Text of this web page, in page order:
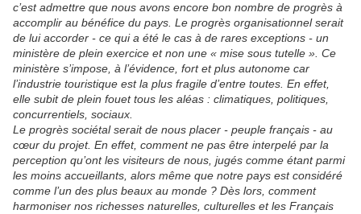
c’est admettre que nous avons encore bon nombre de progrès à
accomplir au bénéfice du pays. Le progrès organisationnel serait
de lui accorder - ce qui a été le cas à de rares exceptions - un
ministère de plein exercice et non une « mise sous tutelle ». Ce
ministère s’impose, à l’évidence, fort et plus autonome car
l’industrie touristique est la plus fragile d’entre toutes. En effet,
elle subit de plein fouet tous les aléas : climatiques, politiques,
concurrentiels, sociaux.
Le progrès sociétal serait de nous placer - peuple français - au
cœur du projet. En effet, comment ne pas être interpelé par la
perception qu’ont les visiteurs de nous, jugés comme étant parmi
les moins accueillants, alors même que notre pays est considéré
comme l’un des plus beaux au monde ? Dès lors, comment
harmoniser nos richesses naturelles, culturelles et les Français